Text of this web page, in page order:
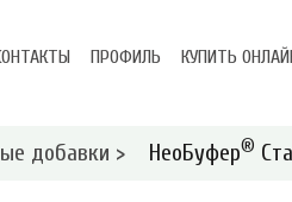
ПРОФИЛЬ КУПИТЬ
добавки > НеоБуфер®